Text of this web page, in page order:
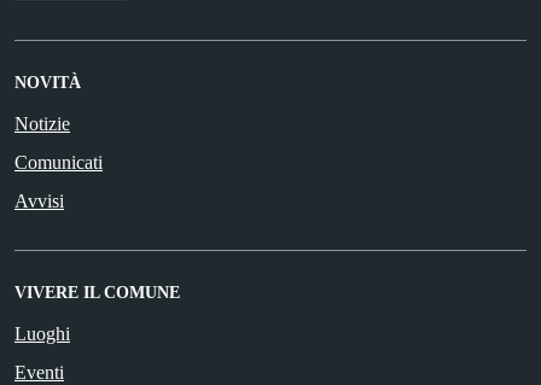
NOVITÀ
Notizie
Comunicati
Avvisi
VIVERE IL COMUNE
Luoghi
Eventi